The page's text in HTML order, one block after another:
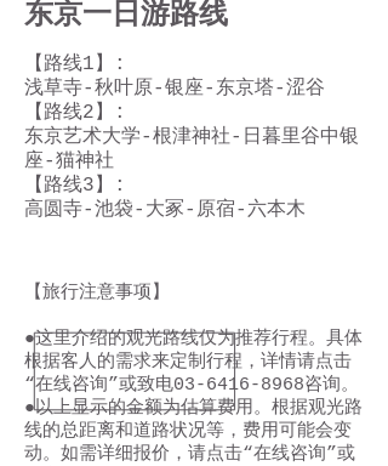
东京一日游路线
【路线1】:
浅草寺-秋叶原-银座-东京塔-涩谷
【路线2】:
东京艺术大学-根津神社-日暮里谷中银
座-猫神社
【路线3】:
高圆寺-池袋-大冢-原宿-六本木
【旅行注意事项】
●这里介绍的观光路线仅为推荐行程。具体
根据客人的需求来定制行程，详情请点击
“在线咨询”或致电03-6416-8968咨询。
●以上显示的金额为估算费用。根据观光路
线的总距离和道路状况等，费用可能会变
动。如需详细报价，请点击“在线咨询”或